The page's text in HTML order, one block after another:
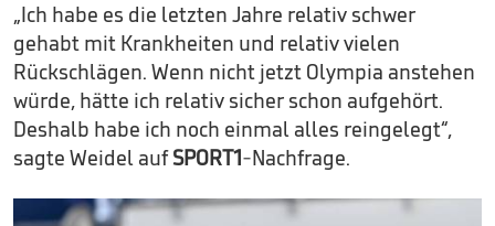
„Ich habe es die letzten Jahre relativ schwer
gehabt mit Krankheiten und relativ vielen
Rückschlägen. Wenn nicht jetzt Olympia anstehen
würde, hätte ich relativ sicher schon aufgehört.
Deshalb habe ich noch einmal alles reingelegt“,
sagte Weidel aufSPORT1-Nachfrage.